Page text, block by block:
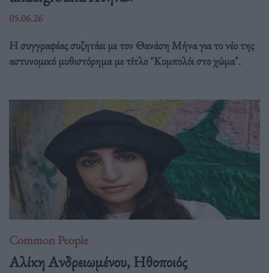
05.06.26
Η συγγραφέας συζητάει με τον Θανάση Μήνα για το νέο της
αστυνομικό μυθιστόρημα με τίτλο "Κομπολόι στο χώμα".
Common People
Αλίκη Ανδρειωμένου, Ηθοποιός